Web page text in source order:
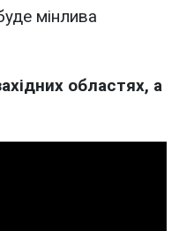
мінлива
областях, а